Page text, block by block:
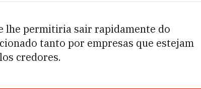
lhe permitiria sair rapidamente do
tanto por empresas que estejam
credores.